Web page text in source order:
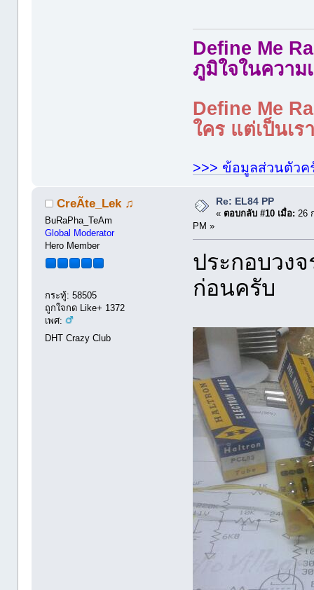
Define Me
ภูมิใจในความ
Define Me
ใคร แต่เป็นเ
>>> ข้อมูลส่วนตัวค
CreÃte_Lek ♫
BuRaPha_TeAm
Global Moderator
Hero Member
กระทู้: 58505
ถูกใจกด Like+ 1372
เพศ:
DHT Crazy Club
Re: EL84 PP
« ตอบกลับ #10 เมื่อ: 26
PM »
ประกอบวง
ก่อนครับ